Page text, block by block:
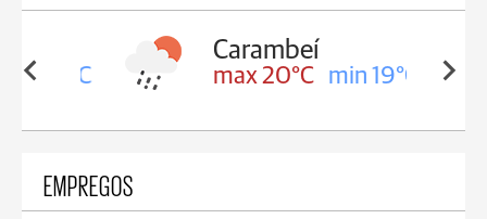
19°C
Carambeí
max 20°C min 19°C
EMPREGOS